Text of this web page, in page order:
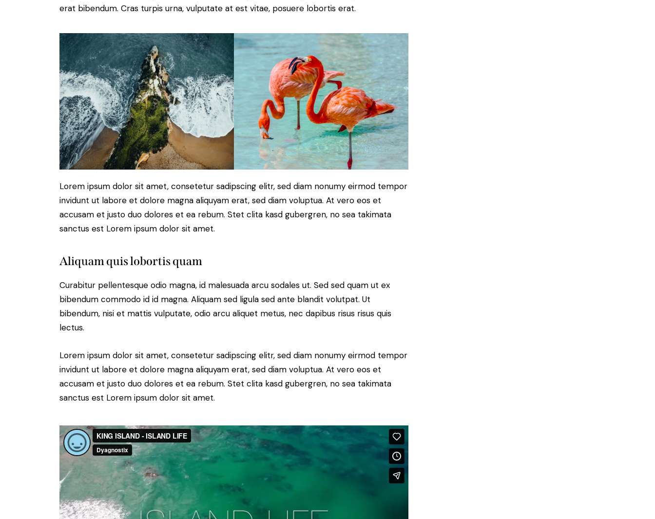
erat bibendum. Cras turpis urna, vulputate at est vitae, posuere lobortis erat.
Lorem ipsum dolor sit amet, consetetur sadipscing elitr, sed diam nonumy eirmod tempor
invidunt ut labore et dolore magna aliquyam erat, sed diam voluptua. At vero eos et
accusam et justo duo dolores et ea rebum. Stet clita kasd gubergren, no sea takimata
sanctus est Lorem ipsum dolor sit amet.
Aliquam quis lobortis quam
Curabitur pellentesque odio magna, id malesuada arcu sodales ut. Sed sed quam ut ex
bibendum commodo id id magna. Aliquam sed ligula sed ante blandit volutpat. Ut
bibendum, nisi et mattis vulputate, odio arcu aliquet metus, nec dapibus risus risus quis
lectus.
Lorem ipsum dolor sit amet, consetetur sadipscing elitr, sed diam nonumy eirmod tempor
invidunt ut labore et dolore magna aliquyam erat, sed diam voluptua. At vero eos et
accusam et justo duo dolores et ea rebum. Stet clita kasd gubergren, no sea takimata
sanctus est Lorem ipsum dolor sit amet.